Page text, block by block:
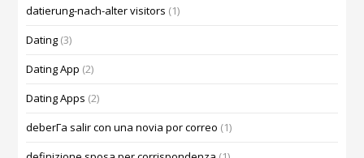
datierung-nach-alter visitors (1)
Dating (3)
Dating App (2)
Dating Apps (2)
deberГ­a salir con una novia por correo (1)